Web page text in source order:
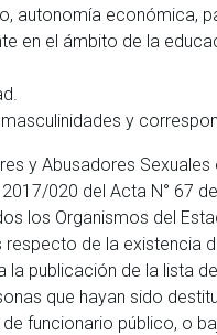
autonomía económica,
en el ámbito de la
y
y Abusadores
020 del Acta N° 67
los Organismos del
de la
publicación de la lista
que hayan sido
funcionario público, o